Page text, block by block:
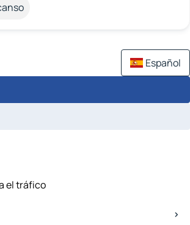
Español
el tráfico